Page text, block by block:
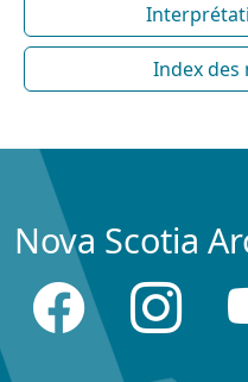
Index des
Nova Scotia